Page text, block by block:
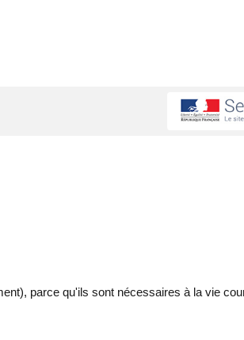
parce qu'ils sont nécessaires à la vie